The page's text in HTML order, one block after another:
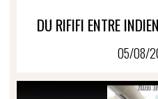
DU RIFIFI ENTRE
05/08/